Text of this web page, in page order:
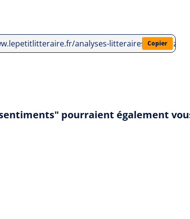
analyses-litteraires/stefan-
Copier
pourraient également